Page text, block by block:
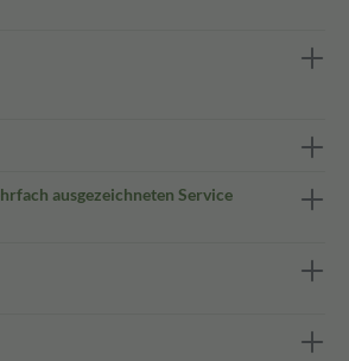
ausgezeichneten Service